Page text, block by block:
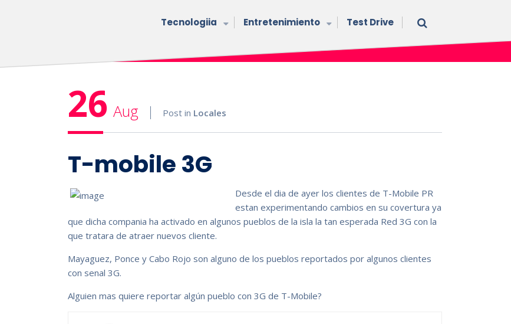
Tecnologiia Entretenimiento Test Drive
26 Aug Post in Locales
T-mobile 3G
Desde el dia de ayer los clientes de T-Mobile PR
estan experimentando cambios en su covertura ya
que dicha compania ha activado en algunos pueblos de la isla la tan esperada Red 3G con la
que tratara de atraer nuevos cliente.
Mayaguez, Ponce y Cabo Rojo son alguno de los pueblos reportados por algunos clientes
con senal 3G.
Alguien mas quiere reportar algún pueblo con 3G de T-Mobile?